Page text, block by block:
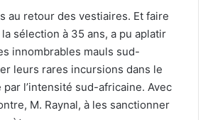
au retour des vestiaires. Et faire
sélection à 35 ans, a pu aplatir
innombrables mauls sud-
leurs rares incursions dans le
l’intensité sud-africaine. Avec
M. Raynal, à les sanctionner